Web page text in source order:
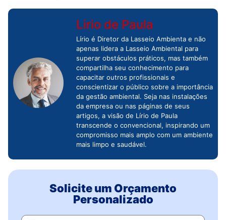
Lirio de Paula
Lírio é Diretor da Lasseio Ambienta e não
apenas lidera a Lasseio Ambiental para
superar obstáculos práticos, mas também
compartilha seu conhecimento para
capacitar outros profissionais e
conscientizar o público sobre a importância
da gestão ambiental. Seja nas instalações
da empresa ou nas páginas de seus
artigos, a visão de Lírio de Paula
transcende o convencional, inspirando um
compromisso mais amplo com um ambiente
mais limpo e saudável.
Solicite um Orçamento
Personalizado